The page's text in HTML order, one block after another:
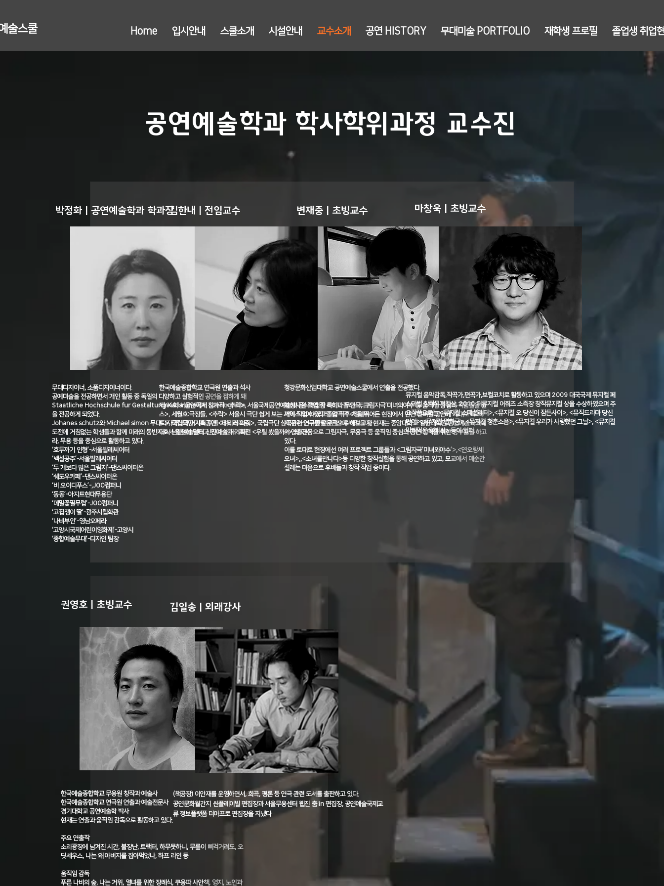
Home 입시안내 스쿨소개 시설안내 교수소개 공연 HISTORY 무대미술 PORTFOLIO 재학생 프로필 졸업생 취업
술스쿨
공연예술학과 학사학위과정 교수진
박정화 | 공연예술학과 학과장
무대디자이너, 소품디자이너이다.
공예미술을 전공하면서 개인 활동 중 독일의 다양하고 실험적인 공연을 접하게 돼
Staatliche Hochschule fur Gestaltung Karlsruhe에서 Szenografie
을 전공하게 되었다.
Johanes schutz와 Michael simon 무대디자이너의 어시스 트를 거쳐 새로운
도전에 거침없는 학생들과 함께 미래의 동반자로서 열심히 달리고 있다. 현재 오페
라, 무용 등을 중심으로 활동하고 있다.
‘호두까기 인형’-서울발레씨어터
‘백설공주’-서울발레씨어터
‘두 개보다 많은 그림자’-댄스씨어터온
‘쉐도우카페’-댄스씨어터온
‘비 오이디푸스’-,JOO컴퍼니
‘동동’-아지트현대무용단
‘메밀꽃필무렵’-JOO컴퍼니
‘고집쟁이 딸’-광주시립화관
‘나비부인’-영남오페라
‘고양시국제어린이영화제’-고양시
‘종합예술무대’-디자인 팀장
김한내 | 전임교수
한국예술종합학교 연극원 연출과 석사
​제44회 서울연극제 참가작 <추락>, 서울국제공연예술제 공식초청작 <호모 플라스티쿠
스>, 세월호:극장들, <추락> 서울시 극단 쉽게 보는 셰익스피어 시리즈, 음악극 <템페스
트>, 국립극단 기획공연 <데리러 와줘>, 국립극단 삼국유사 연극만발 <남산에서 길을 잃
다>, 남산예술센터 신진예술가 기획전 <우릴 봤을까?> 외 다수
변재중 | 초빙교수
청강문화산업대학교 공연예술스쿨에서 연출을 전공했다.
학창시절 작업 중 특히나 무언극, 그림자극’미녀와야수’등 움직임 중심의 작품들을 즐
거이 작업 하였고 졸업 직후 처음 뛰어든 현장에서 만난 넌버벌 공연에 제대로 푹 빠
져 관련 연구를 전문적으로 해보고자 현재는 중앙대학교 일반대학원 공연예술학과에
서 연출전공으로 그림자극, 무용극 등 움직임 중심의 공연 창작을 위한 공부들을 하고
있다.
이를 토대로 현장에선 여러 프로젝트 그룹들과 <그림자극’미녀와야수’>,<연오랑세
오녀>,,<소녀를만나다>등 다양한 창작실험을 통해 공연하고 있고, 모교에서 매순간
설레는 마음으로 후배들과 창작 작업 중이다.
마창욱 | 초빙교수
뮤지컬 음악감독,작곡가,편곡가,보컬코치로 활동하고 있으며 2009 대국국제 뮤지컬 페
스티벌 창작뮤지컬상, 2010 더뮤지컬 어줘즈 소즉장 창작뮤지컬 상을 수상하였으며 주
요작품으로는 <뮤지컬 스페셜레터>,<뮤지컬 오 당신이 잠든사이>, <뮤직드라마 당신
만이>,<뮤지컬 멸화군>,<뮤지컬 청춘소음>,<뮤지컬 우리가 사랑했던 그날>, <뮤지컬
막돼먹은 영애씨> 등이 있다.
권영호 | 초빙교수
한국예술종합학교 무용원 창작과 예술사
한국예술종합학교 연극원 연출과 예술전문사
경기대학교 공연예술학 박사
현재는 연출과 움직임 감독으로 활동하고 있다.
주요 연출작
소리광장에 남겨진 시간, 불장난, 트랙터, 하무뭇하니, 무릎이 삐걱거려도, 오
딧세우스, 나는 왜 아버지를 잡아먹었나, 하프 라인 등
움직임 감독
푸른 나비의 숲, 나는 거위, 열녀를 위한 장례식, 쿠웅따 사안책, 영지, 노인과
김일송 | 외래강사
(책공장) 이안재를 운영하면서, 희곡, 평론 등 연극 관련 도서를 출판하고 있다.
공연문화월간지 씬플레이빌 편집장과 서울무용센터 웹진 춤:in 편집장, 공연예술국제교
류 정보플랫폼 더아프로 편집장을 지냈다